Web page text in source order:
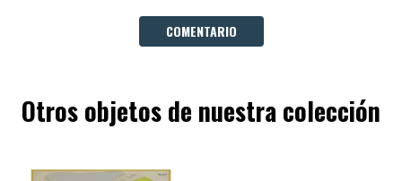
COMENTARIO
Otros objetos de nuestra colección